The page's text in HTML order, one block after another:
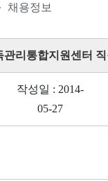
채용정보
리통합지원센터
작성일 : 2014-
05-27